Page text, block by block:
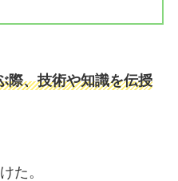
際、技術や知識を伝授
た。